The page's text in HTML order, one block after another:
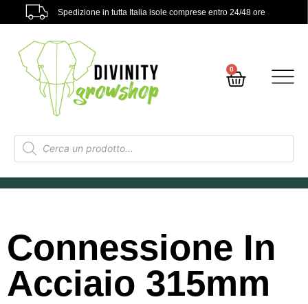
Spedizione in tutta Italia isole comprese entro 24/48 ore
0
Connessione In
Acciaio 315mm